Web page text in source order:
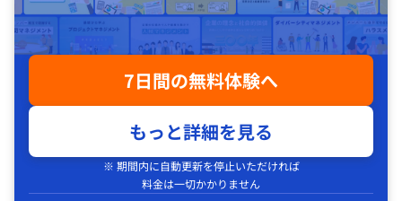
7日間の無料体験へ
もっと詳細を見る
※ 期間内に自動更新を停止いただければ
料金は一切かかりません